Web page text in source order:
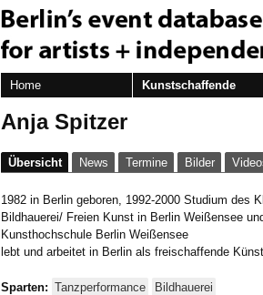
Home Kunstschaffende
Anja Spitzer
Übersicht News Termine Bilder
1982 in Berlin geboren, 1992-2000 Studium des
Bildhauerei/ Freien Kunst in Berlin Weißensee
Kunsthochschule Berlin Weißensee
lebt und arbeitet in Berlin als freischaffende
Sparten: Tanzperformance Bildhauerei